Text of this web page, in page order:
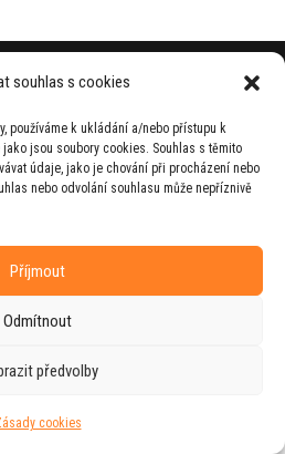
souhlas s cookies
používáme k ukládání a/nebo přístupu k
jsou soubory cookies. Souhlas s těmito
údaje, jako je chování při procházení nebo
nebo odvolání souhlasu může nepříznivě
Příjmout
Odmítnout
předvolby
cookies
– Osobní stránky Jiřího
RUDIve spolupráci s
ZEST BRAND.